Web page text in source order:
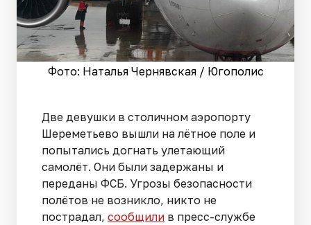
Фото: Наталья Чернявская / Югополис
Две девушки в столичном аэропорту
Шереметьево вышли на лётное поле и
попытались догнать улетающий
самолёт. Они были задержаны и
переданы ФСБ. Угрозы безопасности
полётов не возникло, никто не
пострадал, сообщили в пресс-службе